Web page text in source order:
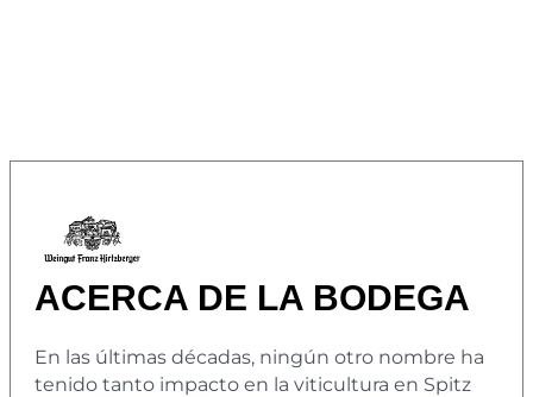
ACERCA DE LA BODEGA
En las últimas décadas, ningún otro nombre ha
tenido tanto impacto en la viticultura en Spitz